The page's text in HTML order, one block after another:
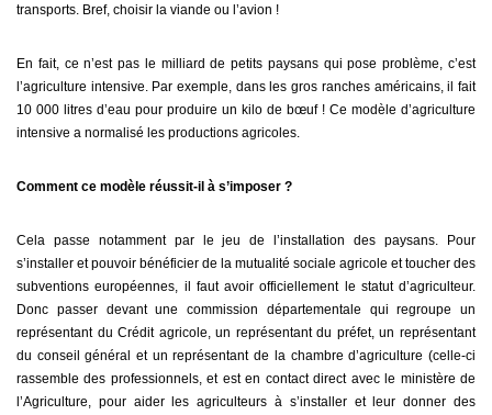
transports. Bref, choisir la viande ou l’avion !
En fait, ce n’est pas le milliard de petits paysans qui pose problème, c’est
l’agriculture intensive. Par exemple, dans les gros ranches américains, il fait
10 000 litres d’eau pour produire un kilo de bœuf ! Ce modèle d’agriculture
intensive a normalisé les productions agricoles.
Comment ce modèle réussit-il à s’imposer ?
Cela passe notamment par le jeu de l’installation des paysans. Pour
s’installer et pouvoir bénéficier de la mutualité sociale agricole et toucher des
subventions européennes, il faut avoir officiellement le statut d’agriculteur.
Donc passer devant une commission départementale qui regroupe un
représentant du Crédit agricole, un représentant du préfet, un représentant
du conseil général et un représentant de la chambre d’agriculture (celle-ci
rassemble des professionnels, et est en contact direct avec le ministère de
l’Agriculture, pour aider les agriculteurs à s’installer et leur donner des